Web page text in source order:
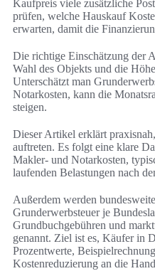
Kaufpreis viele zusätzliche
prüfen, welche Hauskauf
erwarten, damit die
Die richtige Einschätzung der
Wahl des Objekts und die
Unterschätzt man
Notarkosten, kann die
steigen.
Dieser Artikel erklärt
auftreten. Es folgt eine klare
Makler- und Notarkosten,
laufenden Belastungen nach
Außerdem werden
Grunderwerbsteuer je
Grundbuchgebühren und
genannt. Ziel ist es, Käufer in
Prozentwerte,
Kostenreduzierung an die